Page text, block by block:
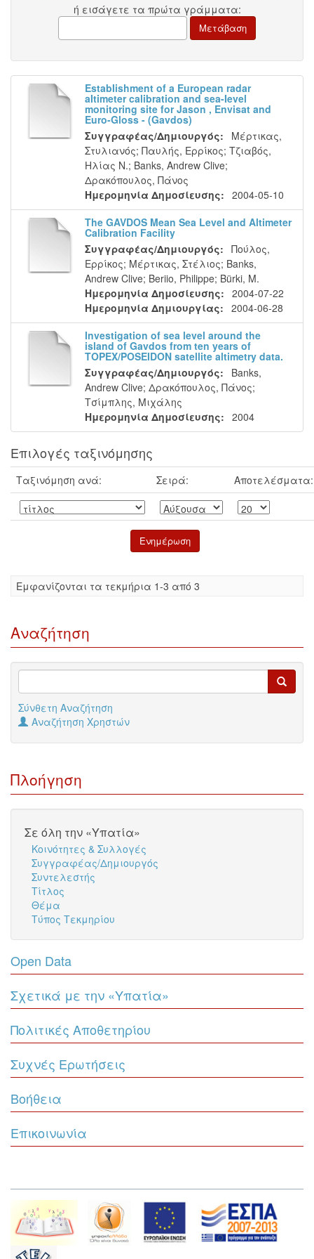
ή εισάγετε τα πρώτα γράμματα:
EstabΙishment of a European radar
aΙtimeter calibration and sea-Ιevel
monitoring site for Jason , Envisat and
Εuro-Gloss - (Gavdos)
Συγγραφέας/Δημιουργός:
Μέρτικας,
Στυλιανός; Παυλής, Ερρίκος; Τζιαβός,
Ηλίας Ν.; Banks, Andrew Clive;
Δρακόπουλος, Πάνος
Ημερομηνία Δημοσίευσης: 2004-05-10
The GAVDOS Mean Sea Level and Altimeter
Calibration Facility
Συγγραφέας/Δημιουργός: Πούλος,
Ερρίκος; Μέρτικας, Στέλιος; Banks,
Andrew Clive; Beriio, Philippe; Bürki, M.
Ημερομηνία Δημοσίευσης: 2004-07-22
Ημερομηνία Δημιουργίας: 2004-06-28
Investigation of sea level around the
island of Gavdos from ten years of
TOPEX/POSEIDON satellite altimetry data.
Συγγραφέας/Δημιουργός:
Banks,
Andrew Clive; Δρακόπουλος, Πάνος;
Τσίμπλης, Μιχάλης
Ημερομηνία Δημοσίευσης: 2004
Επιλογές ταξινόμησης
Ταξινόμηση ανά: Σειρά: Αποτελέσματα:
Eμφανίζονται τα τεκμήρια 1-3 από 3
Αναζήτηση
Σύνθετη Αναζήτηση
Αναζήτηση Χρηστών
Πλοήγηση
Σε όλη την «Υπατία»
Κοινότητες & Συλλογές
Συγγραφέας/Δημιουργός
Συντελεστής
Τίτλος
Θέμα
Τύπος Τεκμηρίου
Open Data
Σχετικά με την «Υπατία»
Πολιτικές Αποθετηρίου
Συχνές Ερωτήσεις
Βοήθεια
Επικοινωνία